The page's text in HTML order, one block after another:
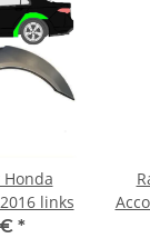
links
*